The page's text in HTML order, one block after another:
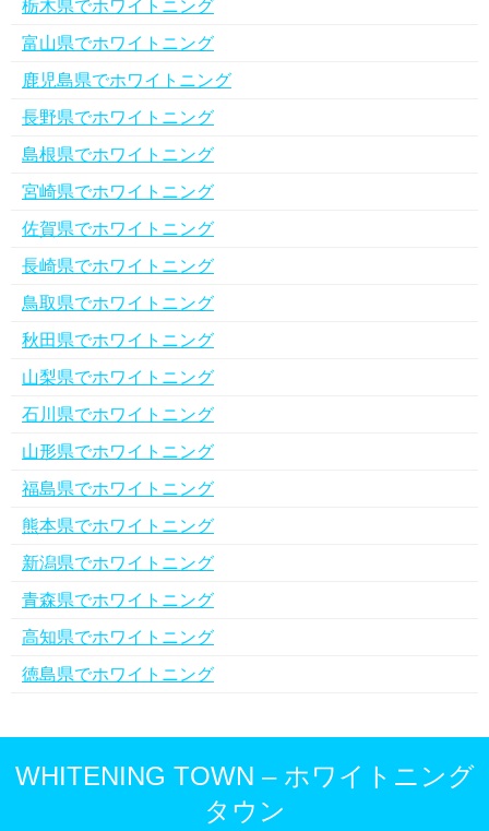
栃木県でホワイトニング
富山県でホワイトニング
鹿児島県でホワイトニング
長野県でホワイトニング
島根県でホワイトニング
宮崎県でホワイトニング
佐賀県でホワイトニング
長崎県でホワイトニング
鳥取県でホワイトニング
秋田県でホワイトニング
山梨県でホワイトニング
石川県でホワイトニング
山形県でホワイトニング
福島県でホワイトニング
熊本県でホワイトニング
新潟県でホワイトニング
青森県でホワイトニング
高知県でホワイトニング
徳島県でホワイトニング
WHITENING TOWN – ホワイトニング
タウン